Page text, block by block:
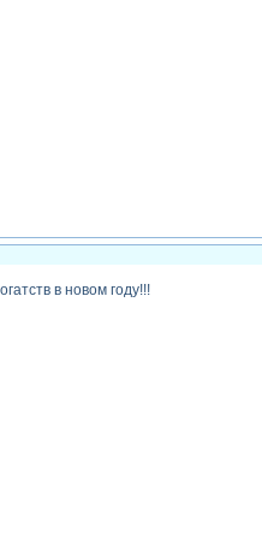
в новом году!!!